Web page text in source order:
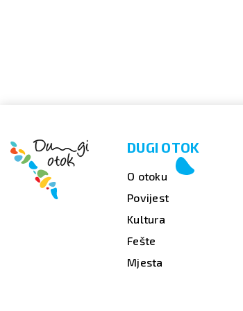
DUGI OTOK
O otoku
Povijest
Kultura
Fešte
Mjesta